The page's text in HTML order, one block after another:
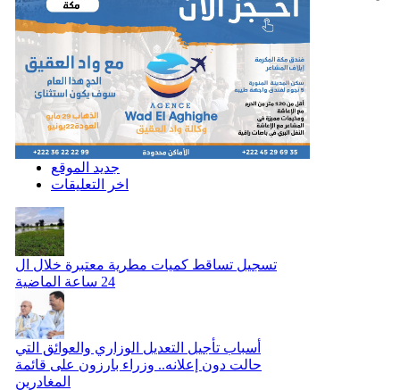
جديد الموقع
اخر التعليقات
تسجيل تساقط كميات مطرية معتبرة خلال ال
24 ساعة الماضية
أسباب تأجيل التعديل الوزاري والعوائق التي
حالت دون إعلانه.. وزراء بارزون على قائمة
المغادرين